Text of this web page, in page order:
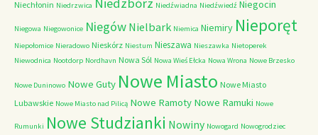
Niechłonin Niedrzwica Niedźwiadna Niedźwiedź Niegocin
Niegowa Niegowonice Niegów Nielbark Niemica Niemiry Nieporęt
Niepołomice Nieradowo Nieskórz Niestum Nieszawa Nieszawka Nietoperek
Niewodnica Nootdorp Nordhavn Nowa Sól Nowa Wieś Ełcka Nowa Wrona Nowe Brzesko
Nowe Duninowo Nowe Guty Nowe Miasto Nowe Miasto
Lubawskie Nowe Miasto nad Pilicą Nowe Ramoty Nowe Ramuki Nowe
Rumunki Nowe Studzianki Nowiny Nowogard Nowogrodziec